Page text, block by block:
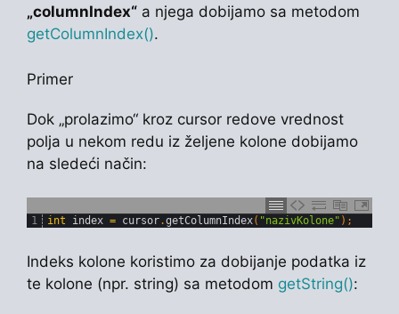
„columnIndex“ a njega dobijamo sa metodom
getColumnIndex().
Primer
Dok „prolazimo“ kroz cursor redove vrednost
polja u nekom redu iz željene kolone dobijamo
na sledeći način:
1 int index = cursor.getColumnIndex( "nazivKolone" ) ;
Indeks kolone koristimo za dobijanje podatka iz
te kolone (npr. string) sa metodom getString():